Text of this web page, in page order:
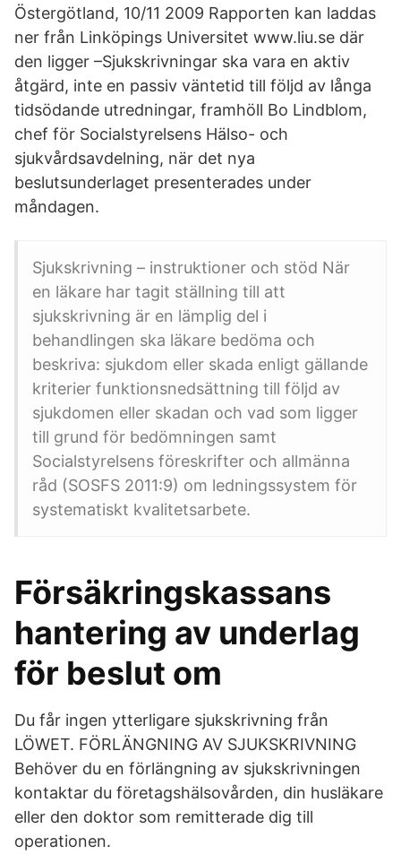
Östergötland, 10/11 2009 Rapporten kan laddas
ner från Linköpings Universitet www.liu.se där
den ligger –Sjukskrivningar ska vara en aktiv
åtgärd, inte en passiv väntetid till följd av långa
tidsödande utredningar, framhöll Bo Lindblom,
chef för Socialstyrelsens Hälso- och
sjukvårdsavdelning, när det nya
beslutsunderlaget presenterades under
måndagen.
Sjukskrivning – instruktioner och stöd När
en läkare har tagit ställning till att
sjukskrivning är en lämplig del i
behandlingen ska läkare bedöma och
beskriva: sjukdom eller skada enligt gällande
kriterier funktionsnedsättning till följd av
sjukdomen eller skadan och vad som ligger
till grund för bedömningen samt
Socialstyrelsens föreskrifter och allmänna
råd (SOSFS 2011:9) om ledningssystem för
systematiskt kvalitetsarbete.
Försäkringskassans
hantering av underlag
för beslut om
Du får ingen ytterligare sjukskrivning från
LÖWET. FÖRLÄNGNING AV SJUKSKRIVNING
Behöver du en förlängning av sjukskrivningen
kontaktar du företagshälsovården, din husläkare
eller den doktor som remitterade dig till
operationen.